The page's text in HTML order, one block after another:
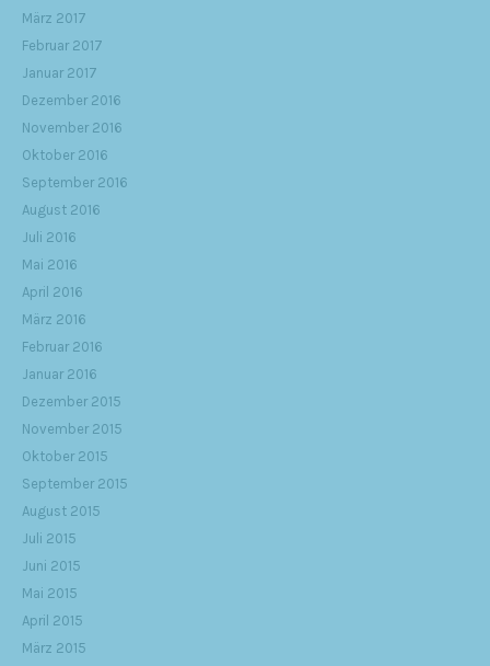
März 2017
Februar 2017
Januar 2017
Dezember 2016
November 2016
Oktober 2016
September 2016
August 2016
Juli 2016
Mai 2016
April 2016
März 2016
Februar 2016
Januar 2016
Dezember 2015
November 2015
Oktober 2015
September 2015
August 2015
Juli 2015
Juni 2015
Mai 2015
April 2015
März 2015